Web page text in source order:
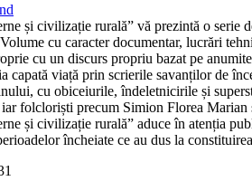
și civilizație rurală” vă prezintă o
cu caracter documentar, lucrări
cu un discurs propriu bazat pe
capată viață prin scrierile savanților de
cu obiceiurile, îndeletnicirile și
iar folcloriști precum Simion Florea
și civilizație rurală” aduce în atenția
încheiate ce au dus la